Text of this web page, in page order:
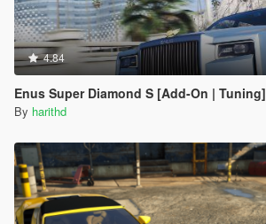
4.84
Enus Super Diamond S [Add-On | Tuning]
By harithd